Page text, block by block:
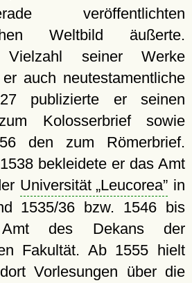
veröffentlichten
Weltbild äußerte.
seiner Werke
auch neutestamentliche
publizierte er seinen
Kolosserbrief sowie
den zum Römerbrief.
bekleidete er das Amt
Universität Leucorea in
1535/36 bzw. 1546 bis
des Dekans der
Fakultät. Ab 1555 hielt
Vorlesungen über die